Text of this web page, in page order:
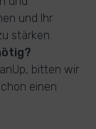
und Ihr
stärken.
bitten wir
einen